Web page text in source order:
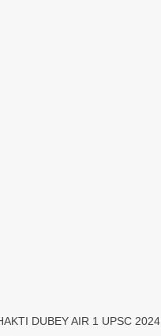
DUBEY AIR 1 UPSC 2024